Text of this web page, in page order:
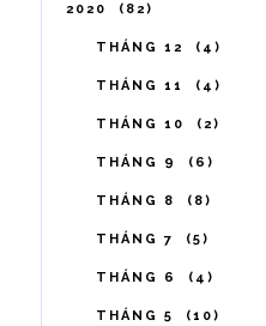
2020 82
THÁNG 12 4
THÁNG 11 4
THÁNG 10 2
THÁNG 9 6
THÁNG 8 8
THÁNG 7 5
THÁNG 6 4
THÁNG 5 10